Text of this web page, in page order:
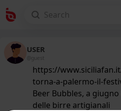
USER
@guest
https://
torna-a-palermo-il-
Beer Bubbles, a
delle birre artigianali